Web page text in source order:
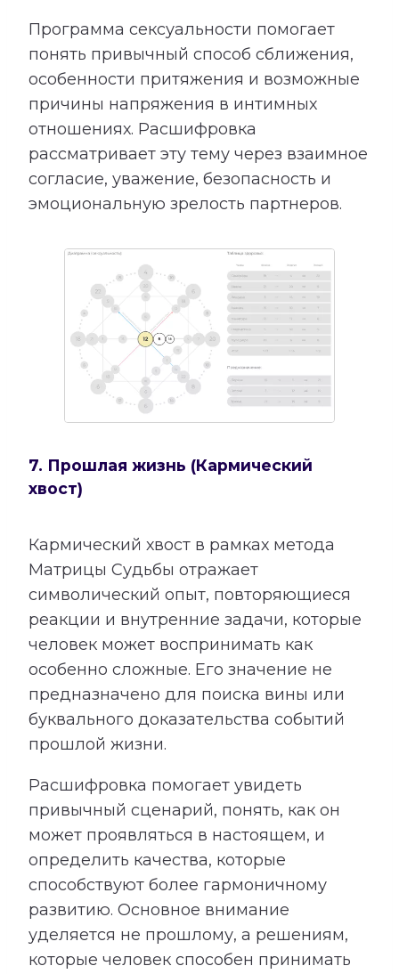
Программа сексуальности помогает
понять привычный способ сближения,
особенности притяжения и возможные
причины напряжения в интимных
отношениях. Расшифровка
рассматривает эту тему через взаимное
согласие, уважение, безопасность и
эмоциональную зрелость партнеров.
7. Прошлая жизнь (Кармический
хвост)
Кармический хвост в рамках метода
Матрицы Судьбы отражает
символический опыт, повторяющиеся
реакции и внутренние задачи, которые
человек может воспринимать как
особенно сложные. Его значение не
предназначено для поиска вины или
буквального доказательства событий
прошлой жизни.
Расшифровка помогает увидеть
привычный сценарий, понять, как он
может проявляться в настоящем, и
определить качества, которые
способствуют более гармоничному
развитию. Основное внимание
уделяется не прошлому, а решениям,
которые человек способен принимать